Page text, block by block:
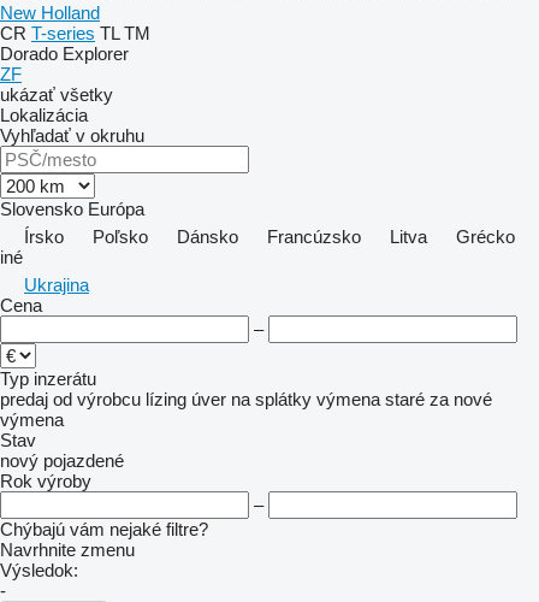
New Holland
CR T-series TL TM
Dorado Explorer
ZF
ukázať všetky
Lokalizácia
Vyhľadať v okruhu
Slovensko Európa
Írsko
Poľsko Dánsko Francúzsko Litva
Grécko
iné
Ukrajina
Cena
–
Typ inzerátu
predaj od výrobcu lízing úver na splátky výmena staré za nové
výmena
Stav
nový pojazdené
Rok výroby
–
Chýbajú vám nejaké filtre?
Navrhnite zmenu
Výsledok:
-